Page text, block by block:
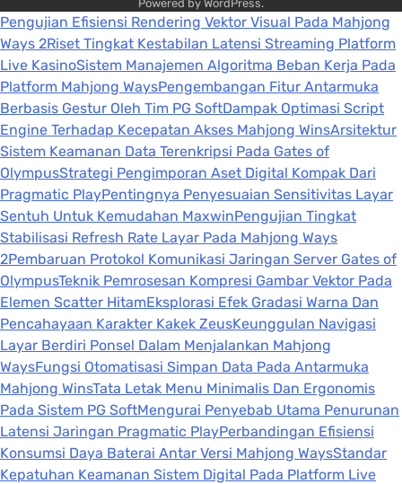
Powered by WordPress.
Pengujian Efisiensi Rendering Vektor Visual Pada Mahjong
Ways 2Riset Tingkat Kestabilan Latensi Streaming Platform
Live KasinoSistem Manajemen Algoritma Beban Kerja Pada
Platform Mahjong WaysPengembangan Fitur Antarmuka
Berbasis Gestur Oleh Tim PG SoftDampak Optimasi Script
Engine Terhadap Kecepatan Akses Mahjong WinsArsitektur
Sistem Keamanan Data Terenkripsi Pada Gates of
OlympusStrategi Pengimporan Aset Digital Kompak Dari
Pragmatic PlayPentingnya Penyesuaian Sensitivitas Layar
Sentuh Untuk Kemudahan MaxwinPengujian Tingkat
Stabilisasi Refresh Rate Layar Pada Mahjong Ways
2Pembaruan Protokol Komunikasi Jaringan Server Gates of
OlympusTeknik Pemrosesan Kompresi Gambar Vektor Pada
Elemen Scatter HitamEksplorasi Efek Gradasi Warna Dan
Pencahayaan Karakter Kakek ZeusKeunggulan Navigasi
Layar Berdiri Ponsel Dalam Menjalankan Mahjong
WaysFungsi Otomatisasi Simpan Data Pada Antarmuka
Mahjong WinsTata Letak Menu Minimalis Dan Ergonomis
Pada Sistem PG SoftMengurai Penyebab Utama Penurunan
Latensi Jaringan Pragmatic PlayPerbandingan Efisiensi
Konsumsi Daya Baterai Antar Versi Mahjong WaysStandar
Kepatuhan Keamanan Sistem Digital Pada Platform Live